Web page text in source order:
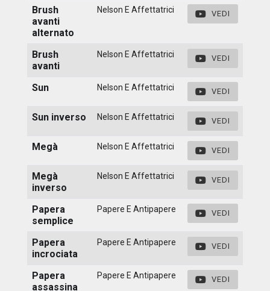
Brush
avanti
alternato
Nelson E Affettatrici VEDI
Brush
avanti
Nelson E Affettatrici VEDI
Sun Nelson E Affettatrici VEDI
Sun inverso Nelson E Affettatrici VEDI
Megà Nelson E Affettatrici VEDI
Megà
inverso
Nelson E Affettatrici VEDI
Papera
semplice
Papere E Antipapere VEDI
Papera
incrociata
Papere E Antipapere VEDI
Papera
assassina
Papere E Antipapere VEDI